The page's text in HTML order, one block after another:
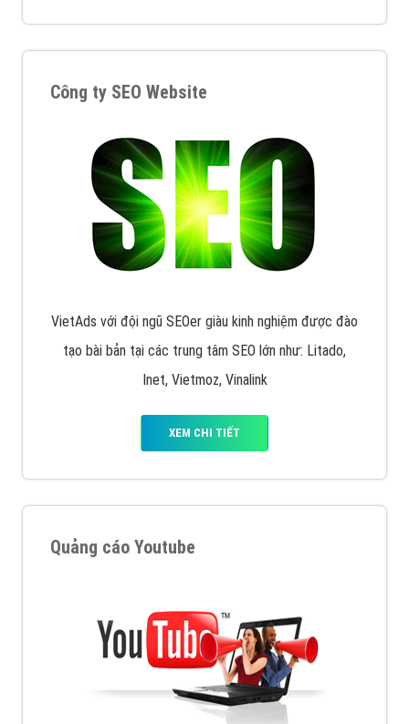
Công ty SEO Website
VietAds với đội ngũ SEOer giàu kinh nghiệm được đào
tạo bài bản tại các trung tâm SEO lớn như: Litado,
Inet, Vietmoz, Vinalink
XEM CHI TIẾT
Quảng cáo Youtube